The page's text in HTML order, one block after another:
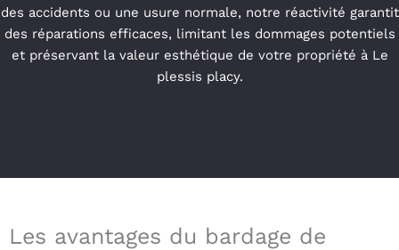
des accidents ou une usure normale, notre réactivité garantit
des réparations efficaces, limitant les dommages potentiels
et préservant la valeur esthétique de votre propriété à Le
plessis placy.
Les avantages du bardage de